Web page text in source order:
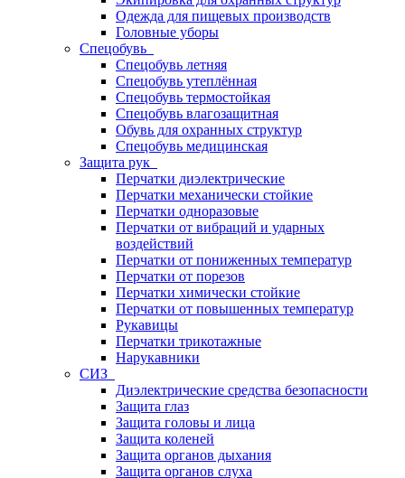
Одежда для пищевых производств
Головные уборы
Спецобувь
Спецобувь летняя
Спецобувь утеплённая
Спецобувь термостойкая
Спецобувь влагозащитная
Обувь для охранных структур
Спецобувь медицинская
Защита рук
Перчатки диэлектрические
Перчатки механически стойкие
Перчатки одноразовые
Перчатки от вибраций и ударных
воздействий
Перчатки от пониженных температур
Перчатки от порезов
Перчатки химически стойкие
Перчатки от повышенных температур
Рукавицы
Перчатки трикотажные
Нарукавники
СИЗ
Диэлектрические средства безопасности
Защита глаз
Защита головы и лица
Защита коленей
Защита органов дыхания
Защита органов слуха